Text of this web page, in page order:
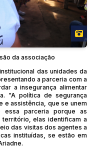
da associação
das unidades da
a parceria com a
a insegurança alimentar
"A política de segurança
e assistência, que se unem
essa parceria porque as
elas identificam a
das visitas dos agentes a
instituídas, se estão em